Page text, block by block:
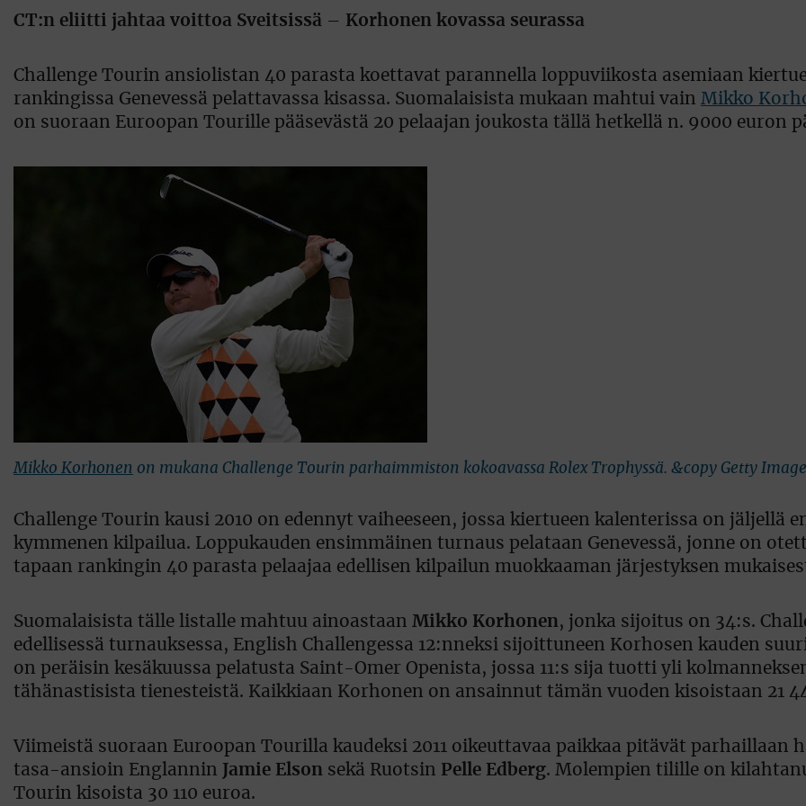
CT:n eliitti jahtaa voittoa Sveitsissä – Korhonen kovassa seurassa
Challenge Tourin ansiolistan 40 parasta koettavat parannella loppuviikosta asemiaan
rankingissa Genevessä pelattavassa kisassa. Suomalaisista mukaan mahtui vain Mikko
on suoraan Euroopan Tourille pääsevästä 20 pelaajan joukosta tällä hetkellä n. 9000 euron
Mikko Korhonen on mukana Challenge Tourin parhaimmiston kokoavassa Rolex Trophyssä. &copy Getty
Challenge Tourin kausi 2010 on edennyt vaiheeseen, jossa kiertueen kalenterissa on jäljellä
kymmenen kilpailua. Loppukauden ensimmäinen turnaus pelataan Genevessä, jonne on
tapaan rankingin 40 parasta pelaajaa edellisen kilpailun muokkaaman järjestyksen
Suomalaisista tälle listalle mahtuu ainoastaan Mikko Korhonen, jonka sijoitus on 34:s.
edellisessä turnauksessa, English Challengessa 12:nneksi sijoittuneen Korhosen kauden
on peräisin kesäkuussa pelatusta Saint-Omer Openista, jossa 11:s sija tuotti yli
tähänastisista tienesteistä. Kaikkiaan Korhonen on ansainnut tämän vuoden kisoistaan 21
Viimeistä suoraan Euroopan Tourilla kaudeksi 2011 oikeuttavaa paikkaa pitävät parhaillaan
tasa-ansioin Englannin
Jamie Elson sekä Ruotsin Pelle Edberg. Molempien tilille on
Tourin kisoista 30 110 euroa.